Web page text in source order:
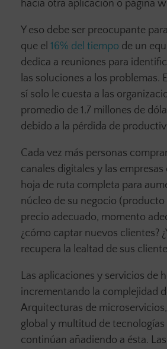
hacia otra aplicación o página
Y eso debe ser preocupante
que el 16% del tiempo de un
dedica a reuniones para
las soluciones a los problemas.
sí solo le cuesta a las
promedio de 1.7 millones de
debido a la pérdida de
Cada vez más personas
canales digitales y las
hoja de ruta completa para
núcleo de su negocio (producto
precio adecuado, momento
¿cómo captar nuevos clientes?
recupera la lealtad de sus
Las aplicaciones y servicios de
incrementando la complejidad
Arquitecturas de
global y multitud de tecnologías
continúan añadiendo a ésta.